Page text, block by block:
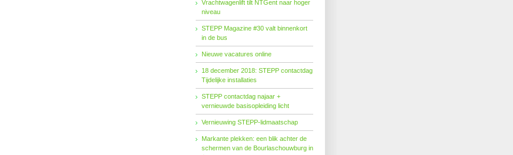
Vrachtwagenlift tilt NTGent naar hoger
niveau
STEPP Magazine #30 valt binnenkort
in de bus
Nieuwe vacatures online
18 december 2018: STEPP contactdag
Tijdelijke installaties
STEPP contactdag najaar +
vernieuwde basisopleiding licht
Vernieuwing STEPP-lidmaatschap
Markante plekken: een blik achter de
schermen van de Bourlaschouwburg in